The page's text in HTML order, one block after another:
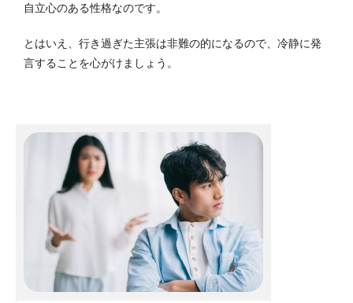
自立心のある性格なのです。
とはいえ、行き過ぎた主張は非難の的になるので、冷静に発
言することを心がけましょう。